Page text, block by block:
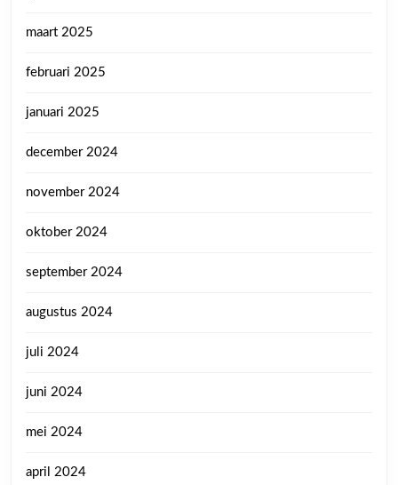
maart 2025
februari 2025
januari 2025
december 2024
november 2024
oktober 2024
september 2024
augustus 2024
juli 2024
juni 2024
mei 2024
april 2024